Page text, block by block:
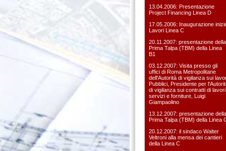
13.04.2006: Presentazione
Project Financing Linea D
17.05.2006: Inaugurazione
Lavori Linea C
20.11.2007: presentazione della
Prima Talpa (TBM) della Linea
B1
03.12.2007: Visita presso gli
uffici di Roma Metropolitane
dell'Autorità di vigilanza sui
Pubblici, Presidente per
di vigilanza sui contratti di lavori,
servizi e forniture, Luigi
Giampaolino
13.12.2007: presentazione della
Prima Talpa (TBM) della Linea
20.12.2007: il sindaco Walter
Veltroni alla mensa dei cantieri
della Linea C